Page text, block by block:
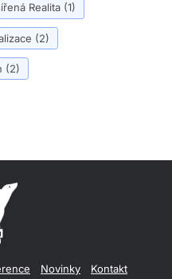
Realita (1)
(2)
(2)
Novinky Kontakt